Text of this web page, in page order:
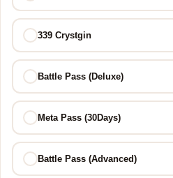
339 Crystgin
Battle Pass (Deluxe)
Meta Pass (30Days)
Battle Pass (Advanced)